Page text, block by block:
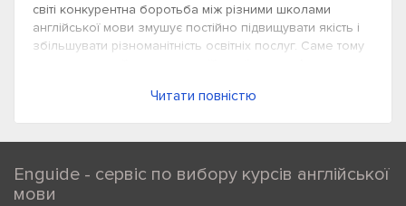
світі конкурентна боротьба між різними школами
англійської мови змушує постійно підвищувати якість і
збільшувати різноманітність освітніх послуг. Саме тому
навчанням за програмою яких залишитеся задоволені.
тиждень вам доведеться витрачати час на те, щоб
дістатися до курсів англійської мови в інший район
Читати повністю
Enguide - сервіс по вибору курсів англійської
мови